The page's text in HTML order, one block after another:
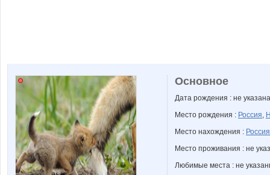
Основное
Дата рождения : не указана
Место рождения : Россия,
Место нахождения : Россия
Место проживания : не
Любимые места : не